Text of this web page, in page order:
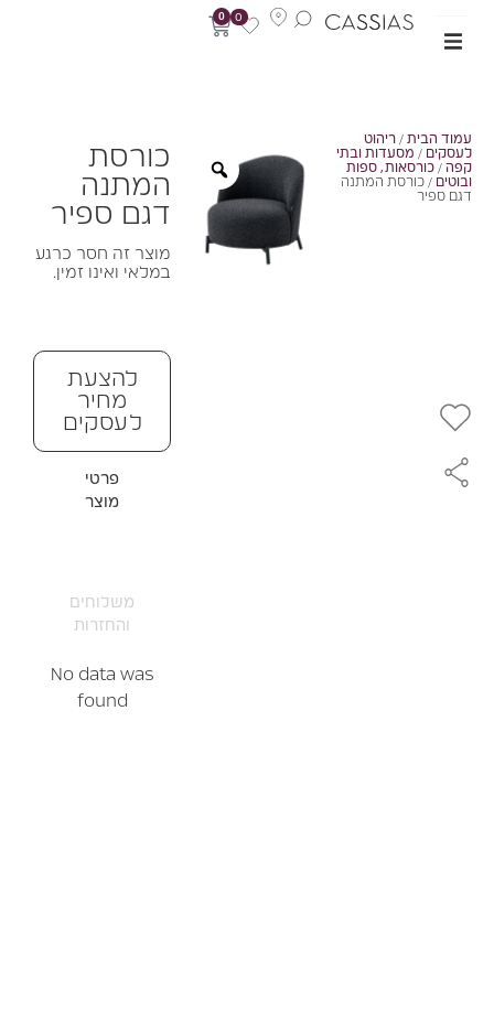
0
הבית/ריהוט
/מסעדות ובתי
/כורסאות, ספות
/ כורסת המתנה
ספיר
כורסת
המתנה
דגם ספיר
מוצר זה חסר כרגע
במלאי ואינו זמין.
להצעת
מחיר
לעסקים
פרטי
מוצר
משלוחים
והחזרות
No data was
found